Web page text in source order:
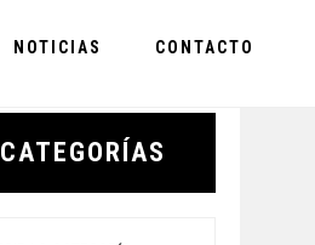
NOTICIAS CONTACTO
CATEGORÍAS